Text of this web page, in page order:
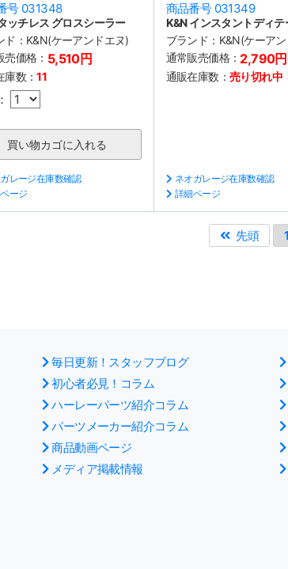
号 031348
ッチレス グロスシーラー
ド： K&N(ケーアンドエヌ)
売価格： 5,510円
庫数：11
レージ在庫数確認
ージ
商品番号 031349
K&N インスタントディテ
ブランド： K&N(ケーア
通常販売価格： 2,790円
通販在庫数： 売り切れ中
ネオガレージ在庫数確認
詳細ページ
先頭 1
毎日更新！スタッフブログ
初心者必見！コラム
ハーレーパーツ紹介コラム
パーツメーカー紹介コラム
商品動画ページ
メディア掲載情報